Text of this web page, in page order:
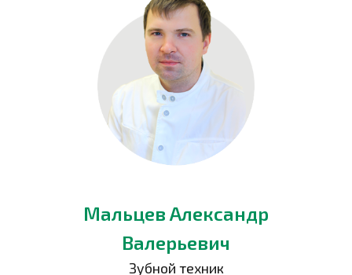
Мальцев Александр
Валерьевич
Зубной техник